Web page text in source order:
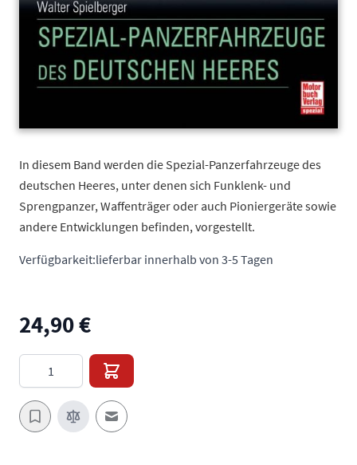
In diesem Band werden die Spezial-Panzerfahrzeuge des
deutschen Heeres, unter denen sich Funklenk- und
Sprengpanzer, Waffenträger oder auch Pioniergeräte sowie
andere Entwicklungen befinden, vorgestellt.
Verfügbarkeit:lieferbar innerhalb von 3-5 Tagen
24,90 €
Menge
E-Mail an einen Freund